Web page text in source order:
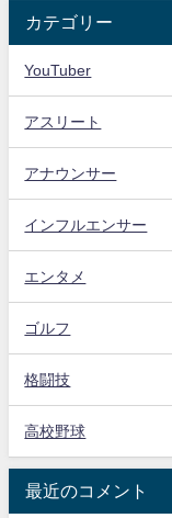
カテゴリー
YouTuber
アスリート
アナウンサー
インフルエンサー
エンタメ
ゴルフ
格闘技
高校野球
最近のコメント